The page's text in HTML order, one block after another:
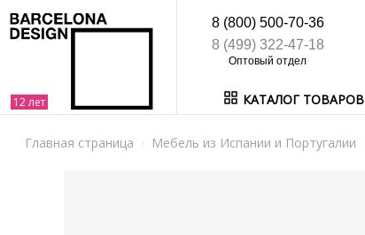
8 (800) 500-70-36
8 (499) 322-47-18
КАТАЛОГ ТОВАРОВ
Главная страница Мебель из Испании и Португалии